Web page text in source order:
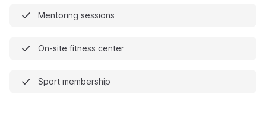
Mentoring sessions
On-site fitness center
Sport membership